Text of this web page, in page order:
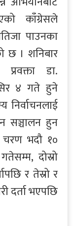
काँग्रेसले
पाउनका
छ । शनिबार
प्रवक्ता डा.
४ गते हुने
निर्वाचनलाई
सञ्चालन हुन
भदौ १०
दोस्रो
र तेस्रो र
दर्ता भएपछि